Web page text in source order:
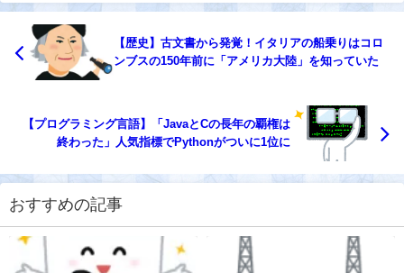
【歴史】古文書から発覚！イタリアの船乗りはコロ
ンブスの150年前に「アメリカ大陸」を知っていた
【プログラミング言語】「JavaとCの長年の覇権は
終わった」人気指標でPythonがついに1位に
おすすめの記事